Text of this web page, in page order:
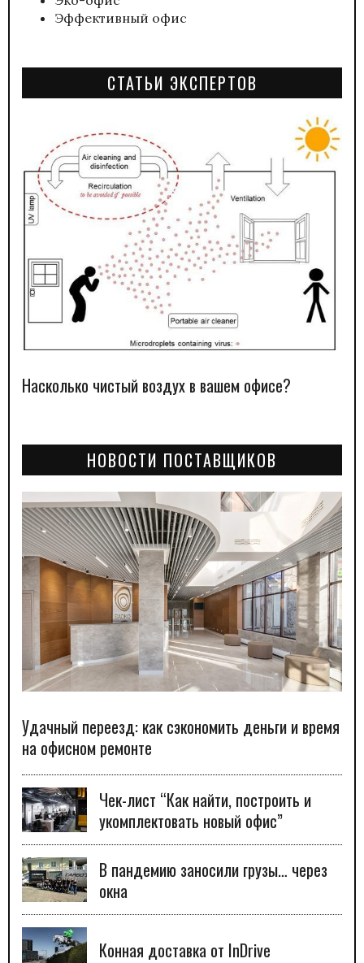
Эффективный офис
СТАТЬИ ЭКСПЕРТОВ
Насколько чистый воздух в вашем офисе?
НОВОСТИ ПОСТАВЩИКОВ
Удачный переезд: как сэкономить деньги и время
на офисном ремонте
Чек-лист “Как найти, построить и
укомплектовать новый офис”
В пандемию заносили грузы… через
окна
Конная доставка от InDrive